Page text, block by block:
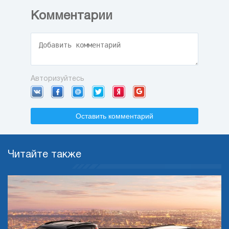
Комментарии
Авторизуйтесь
Оставить комментарий
Читайте также